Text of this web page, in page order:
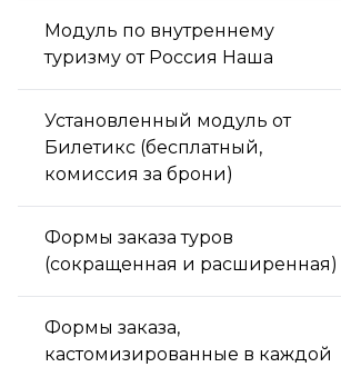
Модуль по внутреннему
туризму от Россия Наша
Установленный модуль от
Билетикс (бесплатный,
комиссия за брони)
Формы закaза туров
(сокращенная и расширенная)
Формы закaза,
кастомизированные в каждой